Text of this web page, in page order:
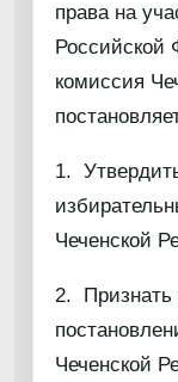
права на
Российской
комиссия
1.
Чеченской
2. Признать
Чеченской